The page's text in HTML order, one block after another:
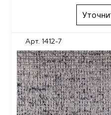
Арт. 1412-7